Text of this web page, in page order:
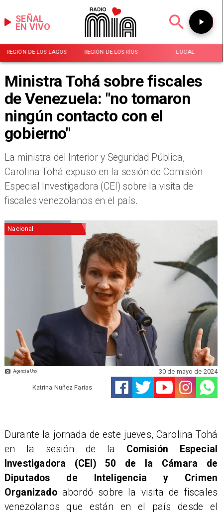
EN VIVO
SEÑAL
REGIÓN DE LOS LAGOS REGIÓN DE LOS RÍOS LOCAL
Ministra Tohá sobre fiscales
de Venezuela: "no tomaron
ningún contacto con el
gobierno"
La ministra del Interior y Seguridad Pública,
Carolina Tohá expuso en la sesión de Comisión
Especial Investigadora (CEI) sobre la visita de
fiscales venezolanos en el país.
Agencia Uno
Nacional
Katrina Nuñez Farias
30 de mayo de 2024
Durante la jornada de este jueves, Carolina Tohá
en la sesión de la Comisión Especial
Investigadora (CEI) 50 de la Cámara de
Diputados de Inteligencia y Crimen
Organizadoabordó sobre la visita de fiscales
venezolanos que están en el país desde el